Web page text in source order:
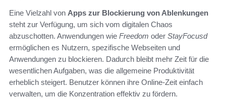
Eine Vielzahl von Apps zur Blockierung von Ablenkungen
steht zur Verfügung, um sich vom digitalen Chaos
abzuschotten. Anwendungen wie Freedom oder StayFocusd
ermöglichen es Nutzern, spezifische Webseiten und
Anwendungen zu blockieren. Dadurch bleibt mehr Zeit für die
wesentlichen Aufgaben, was die allgemeine Produktivität
erheblich steigert. Benutzer können ihre Online-Zeit einfach
verwalten, um die Konzentration effektiv zu fördern.